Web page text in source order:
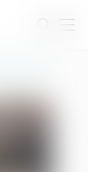
loi Elan et des